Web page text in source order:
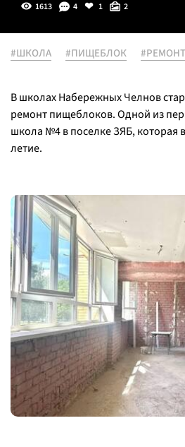
1613 4 1 2
#ШКОЛА #ПИЩЕБЛОК #РЕМОНТ
В школах Набережных Челнов
ремонт пищеблоков. Одной из
школа №4 в поселке ЗЯБ, которая
летие.